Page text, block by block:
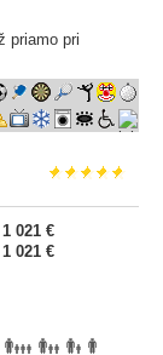
priamo pri
1 021 €
1 021 €